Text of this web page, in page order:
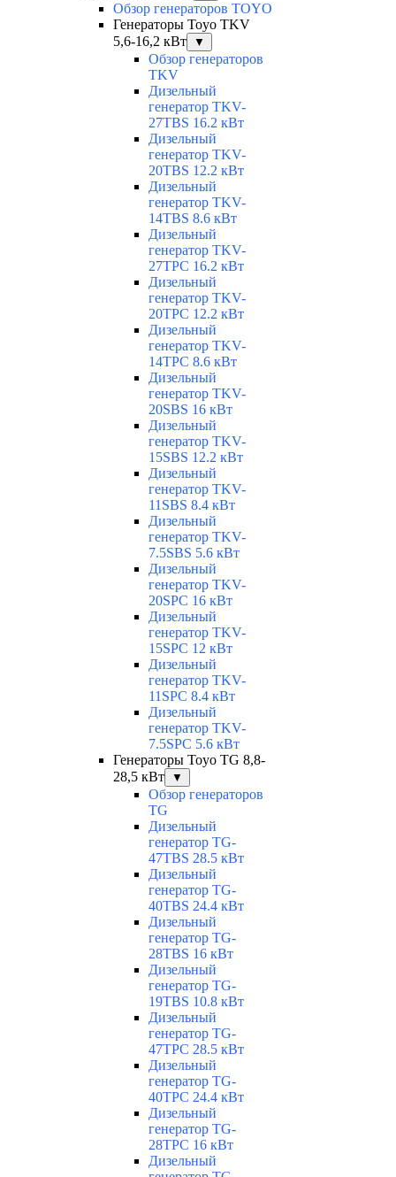
Обзор генераторов TOYO
Генераторы Toyo TKV
5,6-16,2 кВт
▼
Обзор генераторов
TKV
Дизельный
генератор TKV-
27TBS 16.2 кВт
Дизельный
генератор TKV-
20TBS 12.2 кВт
Дизельный
генератор TKV-
14TBS 8.6 кВт
Дизельный
генератор TKV-
27TPC 16.2 кВт
Дизельный
генератор TKV-
20TPC 12.2 кВт
Дизельный
генератор TKV-
14TPC 8.6 кВт
Дизельный
генератор TKV-
20SBS 16 кВт
Дизельный
генератор TKV-
15SBS 12.2 кВт
Дизельный
генератор TKV-
11SBS 8.4 кВт
Дизельный
генератор TKV-
7.5SBS 5.6 кВт
Дизельный
генератор TKV-
20SPC 16 кВт
Дизельный
генератор TKV-
15SPC 12 кВт
Дизельный
генератор TKV-
11SPC 8.4 кВт
Дизельный
генератор TKV-
7.5SPC 5.6 кВт
Генераторы Toyo TG 8,8-
28,5 кВт
▼
Обзор генераторов
TG
Дизельный
генератор TG-
47TBS 28.5 кВт
Дизельный
генератор TG-
40TBS 24.4 кВт
Дизельный
генератор TG-
28TBS 16 кВт
Дизельный
генератор TG-
19TBS 10.8 кВт
Дизельный
генератор TG-
47TPC 28.5 кВт
Дизельный
генератор TG-
40TPC 24.4 кВт
Дизельный
генератор TG-
28TPC 16 кВт
Дизельный